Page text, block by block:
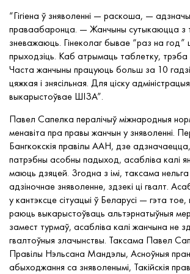
“Гігіена ў зняволенні — раскоша, —
праваабаронца. — Жанчыны сутыкаюцца з
зневажаюць. Гінеколаг бывае “раз на год”
прыходзіць. Каб атрымаць таблетку, трэба
Часта жанчыны працуюць больш за 10
цяжкая і знясільная. Для ціску
выкарыстоўвае ШІЗА”.
Павел Сапелка пералічыў міжнародныя
менавіта пра правы жанчын у зняволенні.
Бангкокскія правілы ААН, дзе
патрэбны асобны падыход, асабліва калі
маюць дзяцей. Згодна з імі, таксама
адзіночнае зняволенне, здзекі ці гвалт.
у кантэксце сітуацыі ў Беларусі — гэта
раюць выкарыстоўваць альтэрнатыўныя
замест турмаў, асабліва калі жанчына не
гвалтоўныя злачынствы. Таксама Павел
Правілы Нэльсана Мандэлы, Асноўныя
абыходжання са зняволенымі, Такійскія